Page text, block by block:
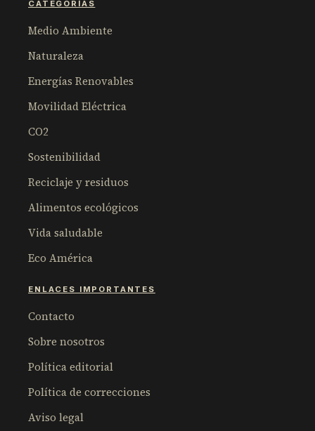
CATEGORÍAS
Medio Ambiente
Naturaleza
Energías Renovables
Movilidad Eléctrica
CO2
Sostenibilidad
Reciclaje y residuos
Alimentos ecológicos
Vida saludable
Eco América
ENLACES IMPORTANTES
Contacto
Sobre nosotros
Política editorial
Política de correcciones
Aviso legal